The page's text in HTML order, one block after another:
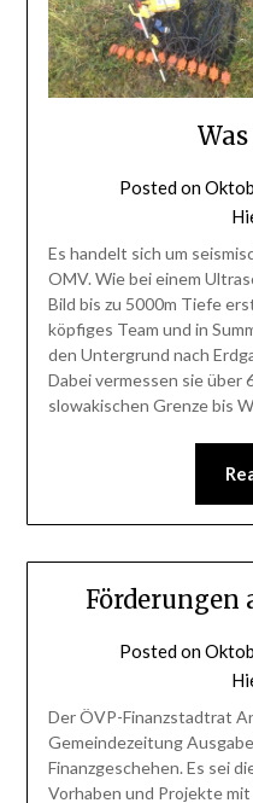
Posted on
Es handelt sich um
OMV. Wie bei einem
Bild bis zu 5000m Tiefe
köpfiges Team und in
den Untergrund nach
Dabei vermessen sie über
slowakischen Grenze bis
Posted on
Der ÖVP-Finanzstadtrat
Gemeindezeitung
Finanzgeschehen. Es sei
Vorhaben und Projekte